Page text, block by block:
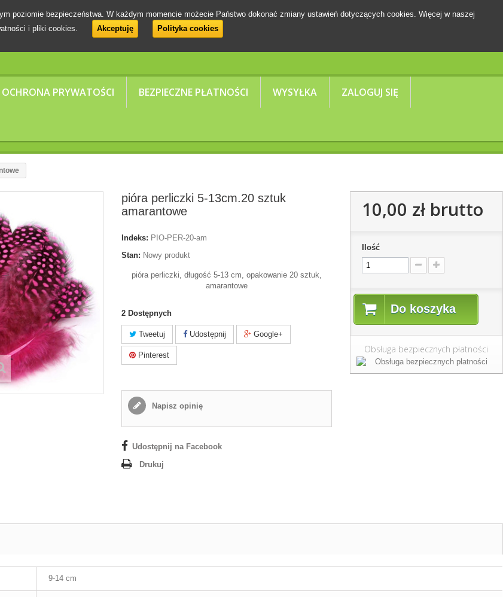
OCHRONA PRYWATOŚCI BEZPIECZNE PŁATNOŚCI WYSYŁKA ZALOGUJ SIĘ
poziomie bezpieczeństwa. W każdym momencie możecie Państwo dokonać zmiany ustawień dotyczących cookies. Więcej w naszej
i pliki cookies.
Akceptuję Polityka cookies
pióra perliczki 5-13cm.20 sztuk
amarantowe
Indeks: PIO-PER-20-am
Stan: Nowy produkt
pióra perliczki, długość 5-13 cm, opakowanie 20 sztuk,
amarantowe
2 Dostępnych
Tweetuj Udostępnij Google+
Pinterest
Napisz opinię
Udostępnij na Facebook
Drukuj
10,00 złbrutto
Ilość
Do koszyka
Obsługa bezpiecznych płatności
9-14 cm